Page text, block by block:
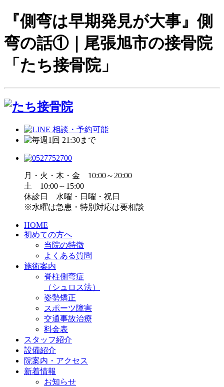
『側弯は早期発見が大事』側
弯の話①｜尾張旭市の接骨院
「たち接骨院」
月・火・木・金 10:00～20:00
土 10:00～15:00
休診日 水曜・日曜・祝日
※水曜は急患・特別対応は要相談
HOME
初めての方へ
当院の特徴
よくある質問
施術案内
脊柱側弯症
（シュロス法）
姿勢矯正
スポーツ障害
交通事故治療
料金表
スタッフ紹介
設備紹介
院案内・アクセス
新着情報
お知らせ